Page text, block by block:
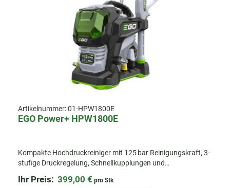
Artikelnummer:01-HPW1800E
EGO Power+ HPW1800E
Kompakte Hochdruckreiniger mit 125 bar Reinigungskraft, 3-
stufige Druckregelung, Schnellkupplungen und
Fahrzeuge und mehr.
Ihr Preis: 399,00 € pro Stk